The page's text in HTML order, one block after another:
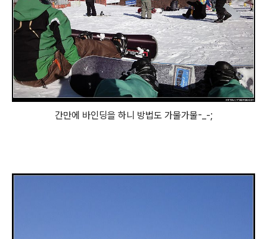
간만에 바인딩을 하니 방법도 가물가물-_-;